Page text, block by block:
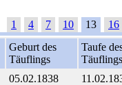
1 4 7 10 13
16
Geburt des
Täuflings
Taufe
Täuflings
05.02.1838